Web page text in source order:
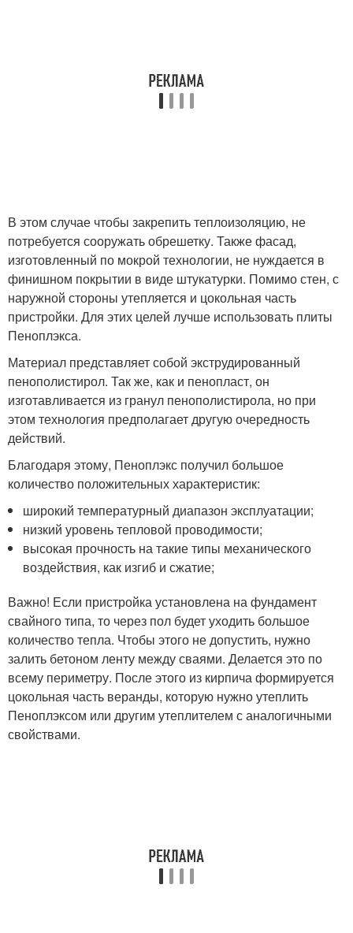
В этом случае чтобы закрепить теплоизоляцию, не
потребуется сооружать обрешетку. Также фасад,
изготовленный по мокрой технологии, не нуждается в
финишном покрытии в виде штукатурки. Помимо стен, с
наружной стороны утепляется и цокольная часть
пристройки. Для этих целей лучше использовать плиты
Пеноплэкса.
Материал представляет собой экструдированный
пенополистирол. Так же, как и пенопласт, он
изготавливается из гранул пенополистирола, но при
этом технология предполагает другую очередность
действий.
Благодаря этому, Пеноплэкс получил большое
количество положительных характеристик:
широкий температурный диапазон эксплуатации;
низкий уровень тепловой проводимости;
высокая прочность на такие типы механического
воздействия, как изгиб и сжатие;
Важно! Если пристройка установлена на фундамент
свайного типа, то через пол будет уходить большое
количество тепла. Чтобы этого не допустить, нужно
залить бетоном ленту между сваями. Делается это по
всему периметру. После этого из кирпича формируется
цокольная часть веранды, которую нужно утеплить
Пеноплэксом или другим утеплителем с аналогичными
свойствами.